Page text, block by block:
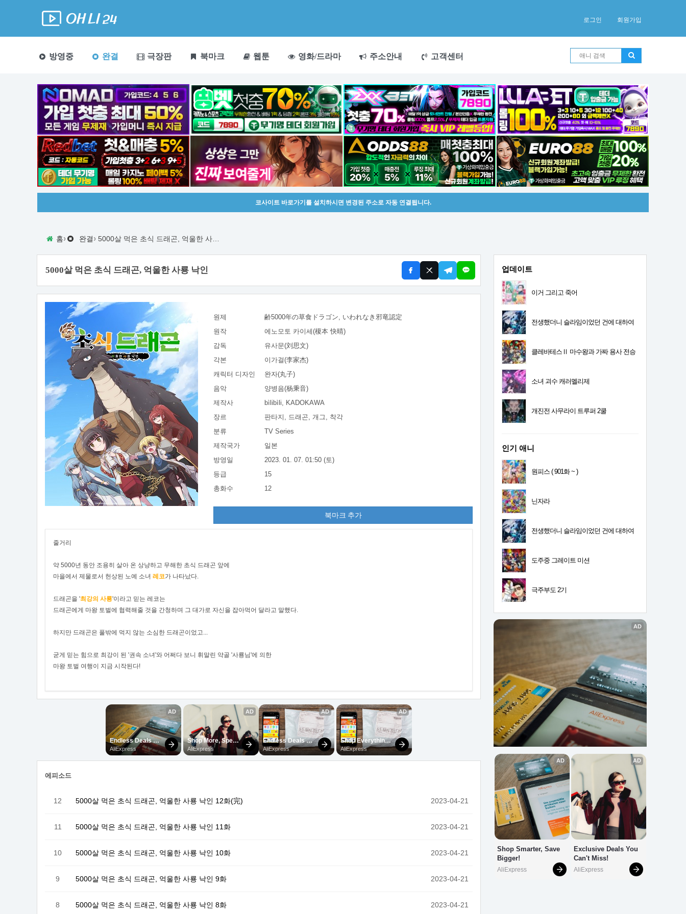
로그인 회원가입
방영중 완결 극장판 북마크 웹툰 영화/드라마 주소안내 고객센터
코사이트 바로가기를 설치하시면 변경된 주소로 자동 연결됩니다.
홈› 완결›
5000살 먹은 초식 드래곤, 억울한 사룡 낙인
원제
齢5000年の草食ドラゴン, いわれなき邪竜認定
원작
에노모토 카이세(榎本 快晴)
감독
유사문(刘思文)
각본
이가걸(李家杰)
캐릭터 디자인
완자(丸子)
음악
양병음(杨秉音)
제작사
bìlibìli, KADOKAWA
장르
판타지, 드래곤, 개그, 착각
분류
TV Series
제작국가
일본
방영일
2023. 01. 07. 01:50 (토)
등급
15
총화수
12
북마크 추가
줄거리
약 5000년 동안 조용히 살아 온 상냥하고 무해한 초식 드래곤 앞에
마을에서 제물로서 헌상된 노예 소녀 레코가 나타났다.
드래곤을 '최강의 사룡'이라고 믿는 레코는
드래곤에게 마왕 토벌에 협력해줄 것을 간청하며 그 대가로 자신을 잡아먹어 달라고 말했다.
하지만 드래곤은 풀밖에 먹지 않는 소심한 드래곤이었고...
굳게 믿는 힘으로 최강이 된 '권속 소녀'와 어쩌다 보니 휘말린 약골 '사룡님'에 의한
마왕 토벌 여행이 지금 시작된다!
에피소드
12 5000살 먹은 초식 드래곤, 억울한 사룡 낙인 12화(完) 2023-04-21
11 5000살 먹은 초식 드래곤, 억울한 사룡 낙인 11화 2023-04-21
10 5000살 먹은 초식 드래곤, 억울한 사룡 낙인 10화 2023-04-21
9 5000살 먹은 초식 드래곤, 억울한 사룡 낙인 9화 2023-04-21
8 5000살 먹은 초식 드래곤, 억울한 사룡 낙인 8화 2023-04-21
업데이트
이거 그리고 죽어
전생했더니 슬라임이었던 건에 대하여
클레바테스Ⅱ 마수왕과 가짜 용사 전승
소녀 괴수 캐러멜리제
개진전 사무라이 트루퍼 2쿨
인기 애니
원피스 ( 901화 ~ )
닌자라
전생했더니 슬라임이었던 건에 대하여
도주중 그레이트 미션
극주부도 2기